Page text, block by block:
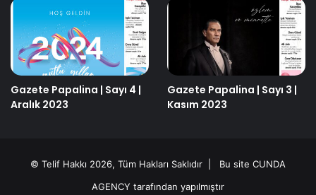
Gazete Papalina | Sayı 4 |
Aralık 2023
Gazete Papalina | Sayı 3 |
Kasım 2023
© Telif Hakkı 2026, Tüm Hakları Saklıdır | Bu site CUNDA
AGENCY tarafından yapılmıştır